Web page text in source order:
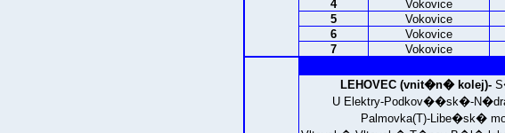
4
Vokovice
5
Vokovice
6
Vokovice
7
Vokovice
LEHOVEC (vnit�n� kolej)-
U Elektry-Podkov��sk�-
Palmovka(T)-Libe�sk�